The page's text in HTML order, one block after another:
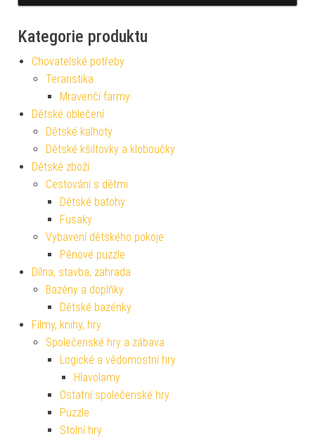
Kategorie produktu
Chovatelské potřeby
Teraristika
Mravenčí farmy
Dětské oblečení
Dětské kalhoty
Dětské kšiltovky a kloboučky
Dětské zboží
Cestování s dětmi
Dětské batohy
Fusaky
Vybavení dětského pokoje
Pěnové puzzle
Dílna, stavba, zahrada
Bazény a doplňky
Dětské bazénky
Filmy, knihy, hry
Společenské hry a zábava
Logické a vědomostní hry
Hlavolamy
Ostatní společenské hry
Puzzle
Stolní hry